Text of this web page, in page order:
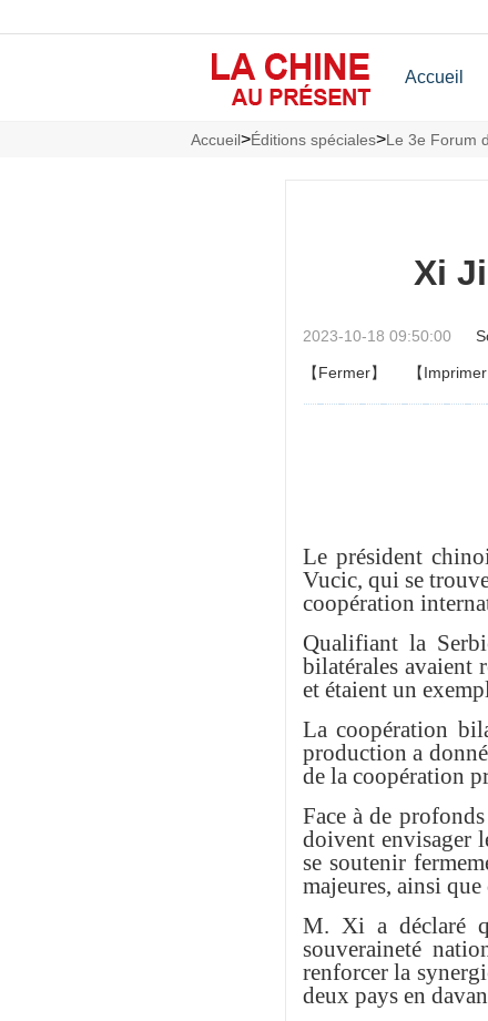
Accueil
Accueil>Éditions spéciales>Le 3e Forum
Xi
2023-10-18 09:50:00
【Fermer】 【Imprimer
Le président
Vucic, qui se
coopération
Qualifiant la
bilatérales avaient
et étaient un
La coopération
production a
de la coopération
Face à de
doivent envisager
se soutenir
majeures, ainsi
M. Xi a déclaré
souveraineté
renforcer la
deux pays en